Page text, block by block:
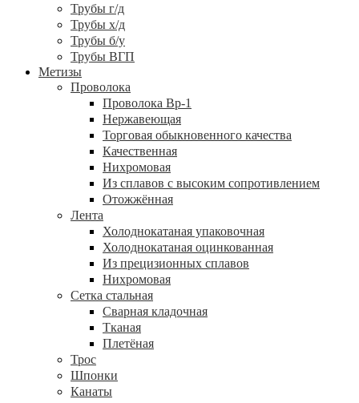
Трубы г/д
Трубы х/д
Трубы б/у
Трубы ВГП
Метизы
Проволока
Проволока Вр-1
Нержавеющая
Торговая обыкновенного качества
Качественная
Нихромовая
Из сплавов с высоким сопротивлением
Отожжённая
Лента
Холоднокатаная упаковочная
Холоднокатаная оцинкованная
Из прецизионных сплавов
Нихромовая
Сетка стальная
Сварная кладочная
Тканая
Плетёная
Трос
Шпонки
Канаты